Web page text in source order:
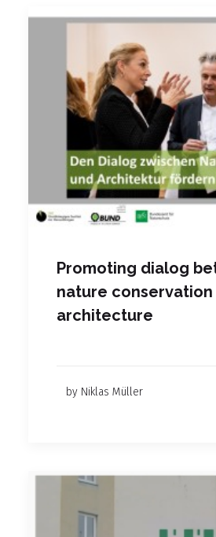
Promoting dialog
nature conservation
architecture
by Niklas Müller